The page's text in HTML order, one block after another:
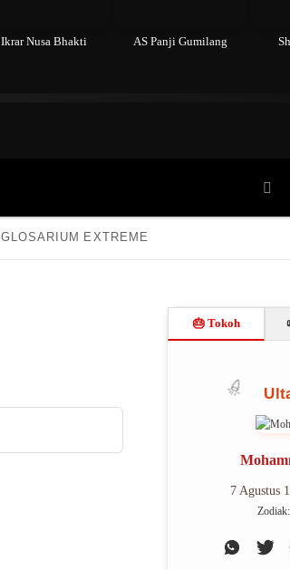
Ikrar Nusa Bhakti AS Panji Gumilang
GLOSARIUM EXTREME
🎂 Tokoh
7 Agustus